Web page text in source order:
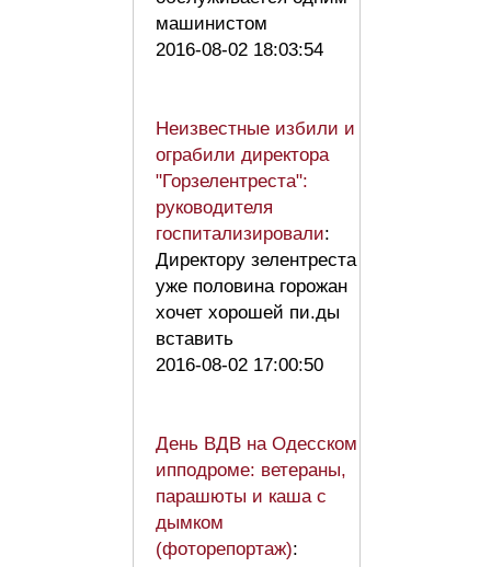
машинистом
2016-08-02 18:03:54
Неизвестные избили и
ограбили директора
"Горзелентреста":
руководителя
госпитализировали:
Директору зелентреста
уже половина горожан
хочет хорошей пи.ды
вставить
2016-08-02 17:00:50
День ВДВ на Одесском
ипподроме: ветераны,
парашюты и каша с
дымком
(фоторепортаж):